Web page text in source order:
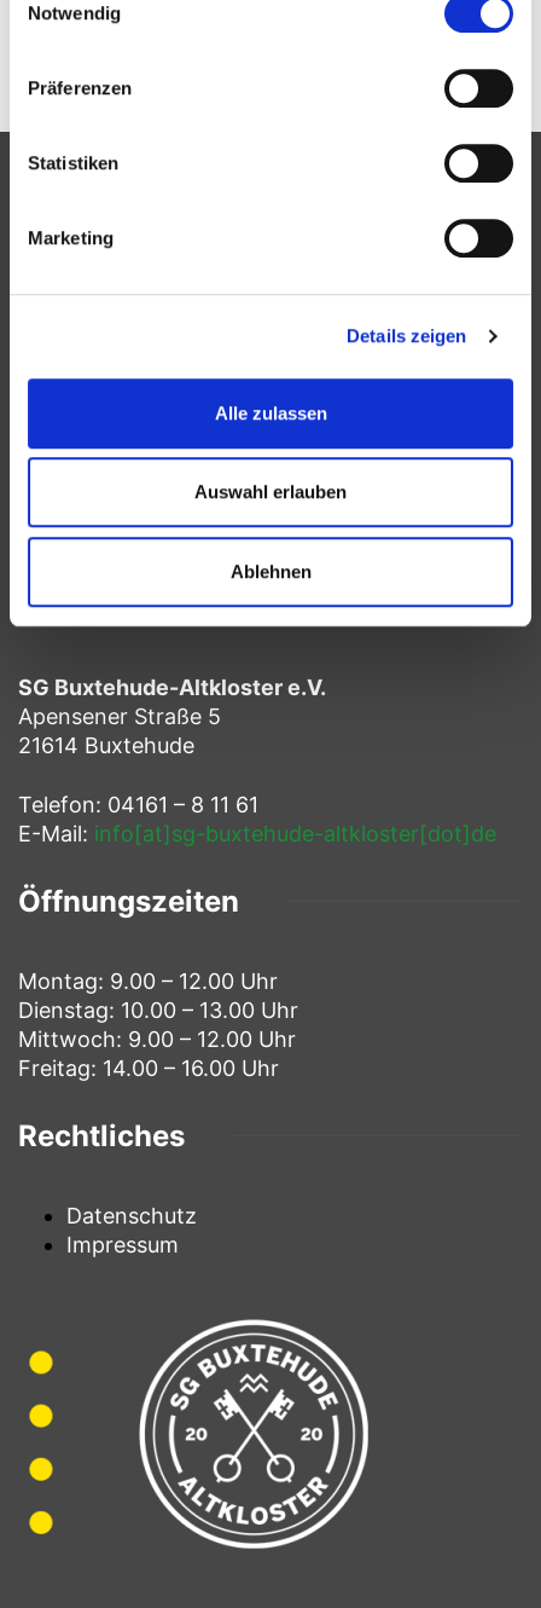
Notwendig
Präferenzen
Statistiken
Marketing
Details zeigen
Alle zulassen
Auswahl erlauben
Ablehnen
Tags:
Bündnis
Kontakt
SG Buxtehude-Altkloster e.V.
Apensener Straße 5
21614 Buxtehude
Telefon: 04161 – 8 11 61
E-Mail: info[at]sg-buxtehude-altkloster[dot]de
Öffnungszeiten
Montag: 9.00 – 12.00 Uhr
Dienstag: 10.00 – 13.00 Uhr
Mittwoch: 9.00 – 12.00 Uhr
Freitag: 14.00 – 16.00 Uhr
Rechtliches
Datenschutz
Impressum